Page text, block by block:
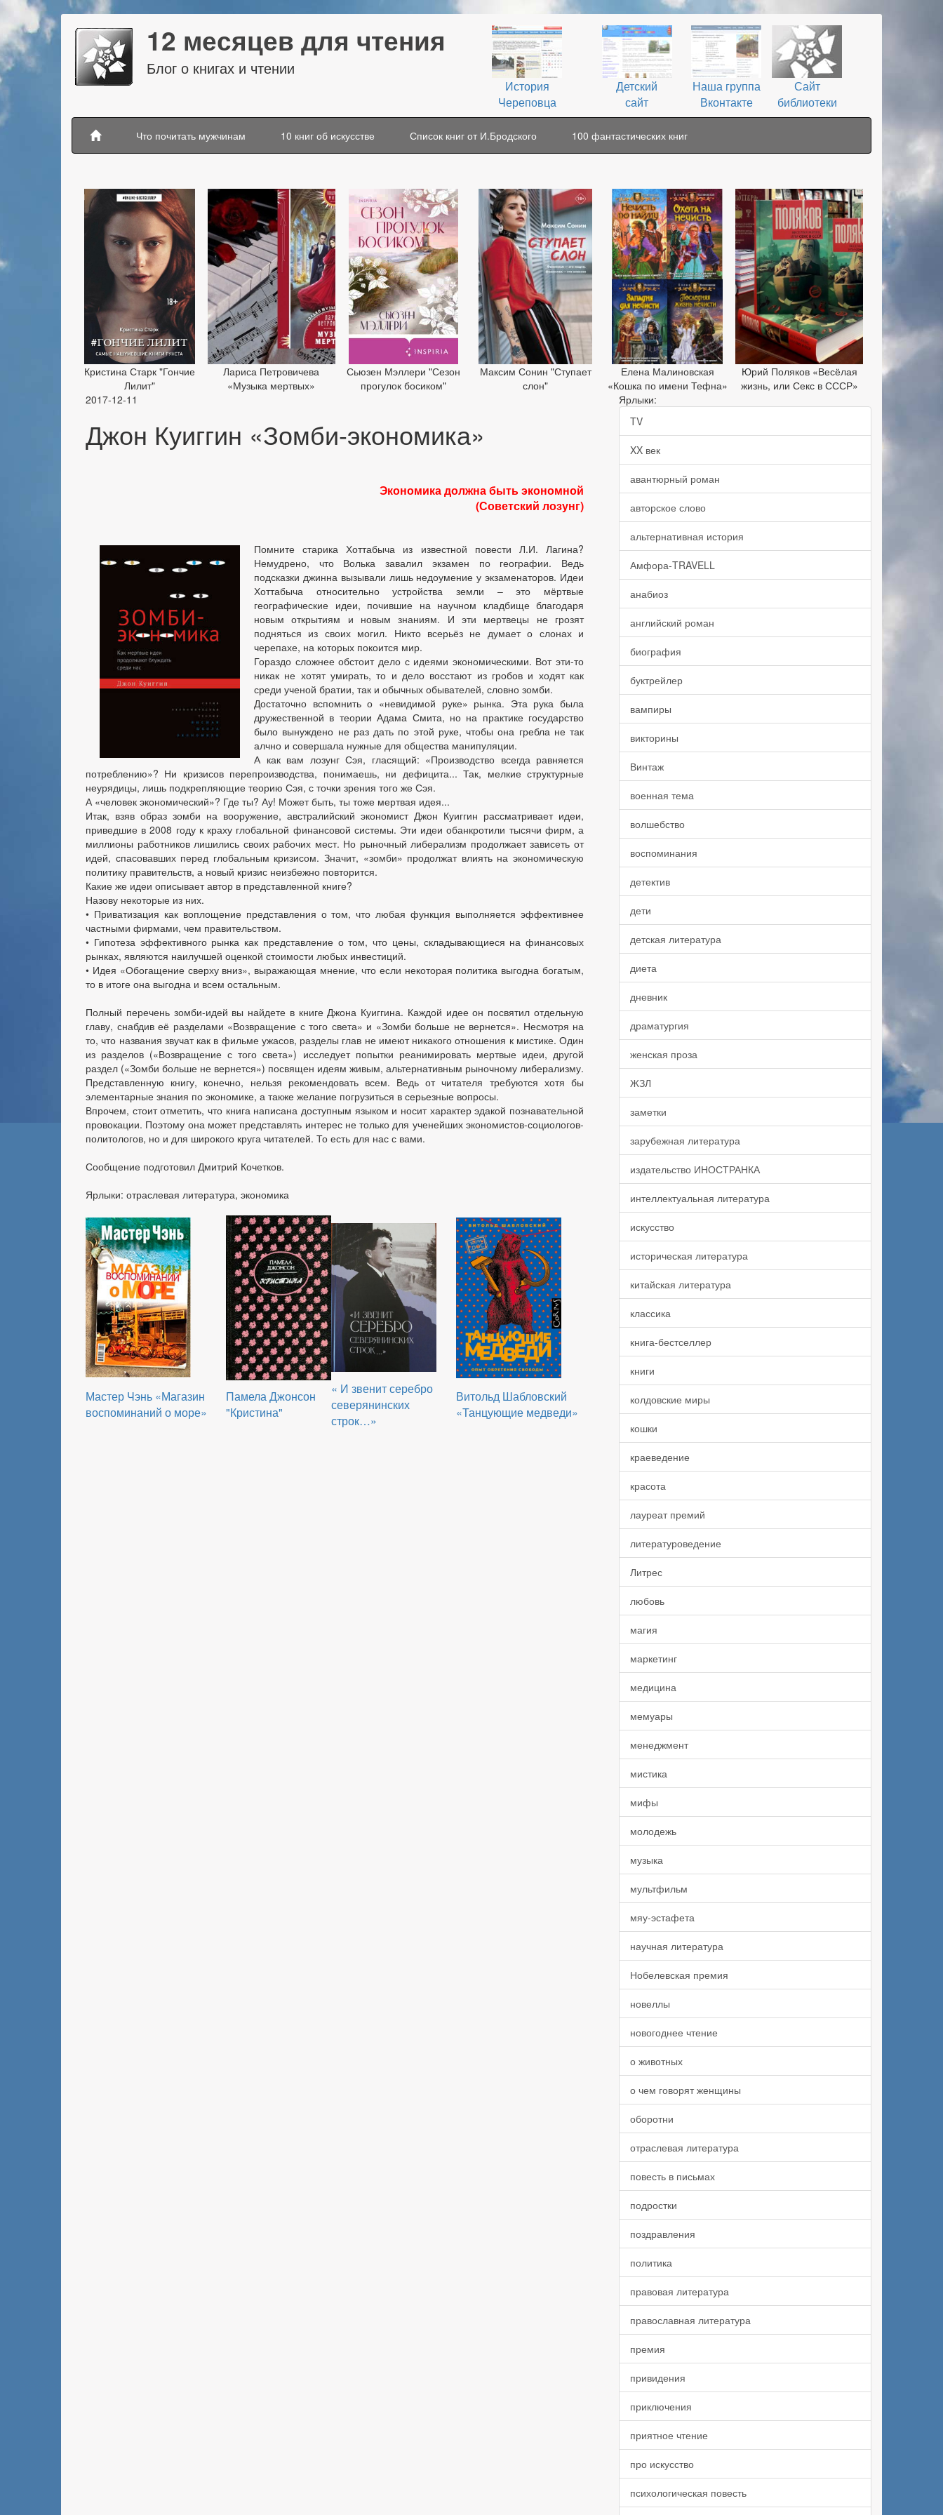
12 месяцев для чтения
Блог о книгах и чтении
История
Череповца
Детский
сайт
Наша группа
Вконтакте
Сайт
библиотеки
Что почитать мужчинам 10 книг об искусстве Список книг от И.Бродского 100 фантастических книг
Кристина Старк "Гончие
Лилит"
Лариса Петровичева
«Музыка мертвых»
Сьюзен Мэллери "Сезон
прогулок босиком"
Максим Сонин "Ступает
слон"
Елена Малиновская
«Кошка по имени Тефна»
Юрий Поляков «Весёлая
жизнь, или Секс в СССР»
2017-12-11
Джон Куиггин «Зомби-экономика»
Экономика должна быть экономной
(Советский лозунг)
Помните старика Хоттабыча из известной повести Л.И. Лагина?
Немудрено, что Волька завалил экзамен по географии. Ведь
подсказки джинна вызывали лишь недоумение у экзаменаторов. Идеи
Хоттабыча относительно устройства земли – это мёртвые
географические идеи, почившие на научном кладбище благодаря
новым открытиям и новым знаниям. И эти мертвецы не грозят
подняться из своих могил. Никто всерьёз не думает о слонах и
черепахе, на которых покоится мир.
Гораздо сложнее обстоит дело с идеями экономическими. Вот эти-то
никак не хотят умирать, то и дело восстают из гробов и ходят как
среди ученой братии, так и обычных обывателей, словно зомби.
Достаточно вспомнить о «невидимой руке» рынка. Эта рука была
дружественной в теории Адама Смита, но на практике государство
было вынуждено не раз дать по этой руке, чтобы она гребла не так
алчно и совершала нужные для общества манипуляции.
А как вам лозунг Сэя, гласящий: «Производство всегда равняется
потреблению»? Ни кризисов перепроизводства, понимаешь, ни дефицита... Так, мелкие структурные
неурядицы, лишь подкрепляющие теорию Сэя, с точки зрения того же Сэя.
А «человек экономический»? Где ты? Ау! Может быть, ты тоже мертвая идея...
Итак, взяв образ зомби на вооружение, австралийский экономист Джон Куиггин рассматривает идеи,
приведшие в 2008 году к краху глобальной финансовой системы. Эти идеи обанкротили тысячи фирм, а
миллионы работников лишились своих рабочих мест. Но рыночный либерализм продолжает зависеть от
идей, спасовавших перед глобальным кризисом. Значит, «зомби» продолжат влиять на экономическую
политику правительств, а новый кризис неизбежно повторится.
Какие же идеи описывает автор в представленной книге?
Назову некоторые из них.
• Приватизация как воплощение представления о том, что любая функция выполняется эффективнее
частными фирмами, чем правительством.
• Гипотеза эффективного рынка как представление о том, что цены, складывающиеся на финансовых
рынках, являются наилучшей оценкой стоимости любых инвестиций.
• Идея «Обогащение сверху вниз», выражающая мнение, что если некоторая политика выгодна богатым,
то в итоге она выгодна и всем остальным.
Полный перечень зомби-идей вы найдете в книге Джона Куиггина. Каждой идее он посвятил отдельную
главу, снабдив её разделами «Возвращение с того света» и «Зомби больше не вернется». Несмотря на
то, что названия звучат как в фильме ужасов, разделы глав не имеют никакого отношения к мистике. Один
из разделов («Возвращение с того света») исследует попытки реанимировать мертвые идеи, другой
раздел («Зомби больше не вернется») посвящен идеям живым, альтернативным рыночному либерализму.
Представленную книгу, конечно, нельзя рекомендовать всем. Ведь от читателя требуются хотя бы
элементарные знания по экономике, а также желание погрузиться в серьезные вопросы.
Впрочем, стоит отметить, что книга написана доступным языком и носит характер эдакой познавательной
провокации. Поэтому она может представлять интерес не только для ученейших экономистов-социологов-
политологов, но и для широкого круга читателей. То есть для нас с вами.
Сообщение подготовил Дмитрий Кочетков.
Ярлыки: отраслевая литература, экономика
Мастер Чэнь «Магазин
воспоминаний о море»
Памела Джонсон
"Кристина"
« И звенит серебро
северянинских
строк…»
Витольд Шабловский
«Танцующие медведи»
Ярлыки:
TV
XX век
авантюрный роман
авторское слово
альтернативная история
Амфора-TRAVELL
анабиоз
английский роман
биография
буктрейлер
вампиры
викторины
Винтаж
военная тема
волшебство
воспоминания
детектив
дети
детская литература
диета
дневник
драматургия
женская проза
ЖЗЛ
заметки
зарубежная литература
издательство ИНОСТРАНКА
интеллектуальная литература
искусство
историческая литература
китайская литература
классика
книга-бестселлер
книги
колдовские миры
кошки
краеведение
красота
лауреат премий
литературоведение
Литрес
любовь
магия
маркетинг
медицина
мемуары
менеджмент
мистика
мифы
молодежь
музыка
мультфильм
мяу-эстафета
научная литература
Нобелевская премия
новеллы
новогоднее чтение
о животных
о чем говорят женщины
оборотни
отраслевая литература
повесть в письмах
подростки
поздравления
политика
правовая литература
православная литература
премия
привидения
приключения
приятное чтение
про искусство
психологическая повесть